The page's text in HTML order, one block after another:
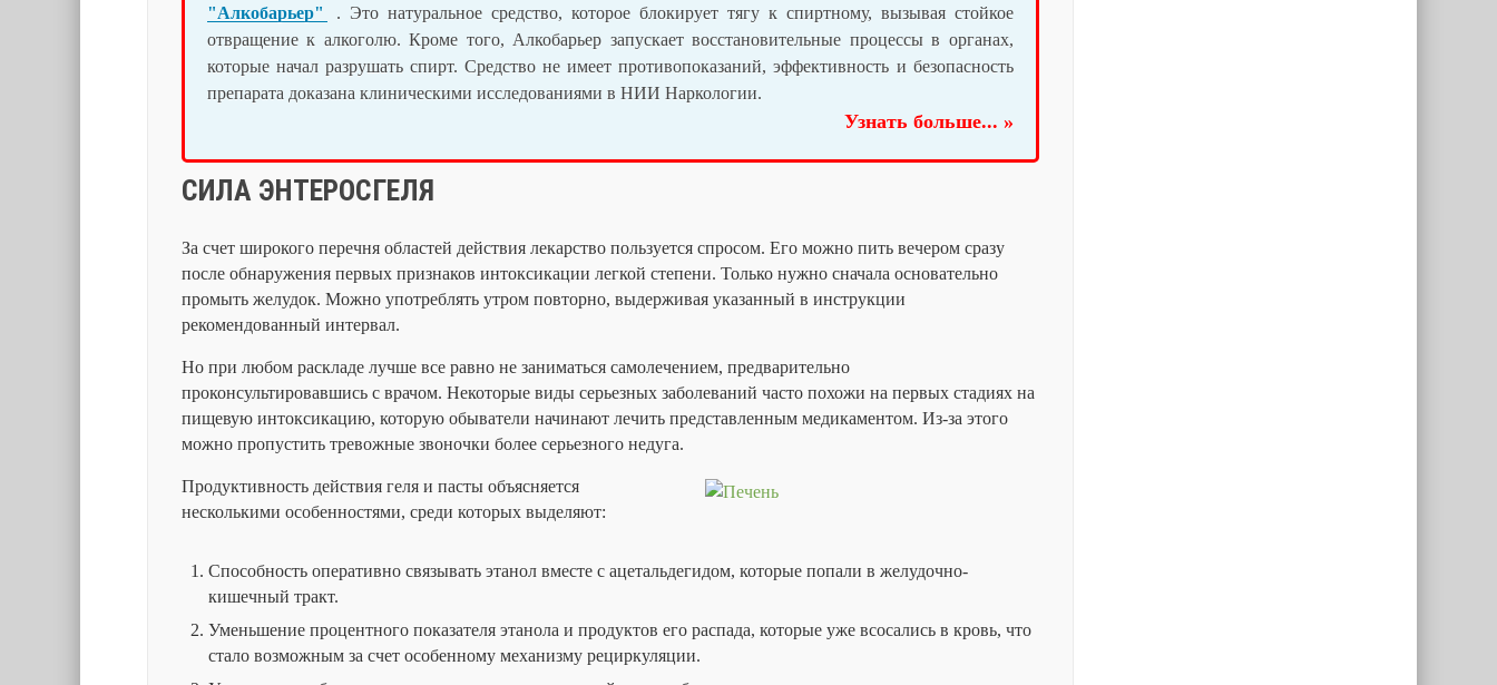
"Алкобарьер"
. Это натуральное средство, которое блокирует тягу к спиртному, вызывая стойкое
отвращение к алкоголю. Кроме того, Алкобарьер запускает восстановительные процессы в органах,
которые начал разрушать спирт. Средство не имеет противопоказаний, эффективность и безопасность
препарата доказана клиническими исследованиями в НИИ Наркологии.
Узнать больше... »
СИЛА ЭНТЕРОСГЕЛЯ
За счет широкого перечня областей действия лекарство пользуется спросом. Его можно пить вечером сразу
после обнаружения первых признаков интоксикации легкой степени. Только нужно сначала основательно
промыть желудок. Можно употреблять утром повторно, выдерживая указанный в инструкции
рекомендованный интервал.
Но при любом раскладе лучше все равно не заниматься самолечением, предварительно
проконсультировавшись с врачом. Некоторые виды серьезных заболеваний часто похожи на первых стадиях на
пищевую интоксикацию, которую обыватели начинают лечить представленным медикаментом. Из-за этого
можно пропустить тревожные звоночки более серьезного недуга.
Продуктивность действия геля и пасты объясняется
несколькими особенностями, среди которых выделяют:
Способность оперативно связывать этанол вместе с ацетальдегидом, которые попали в желудочно-
кишечный тракт.
Уменьшение процентного показателя этанола и продуктов его распада, которые уже всосались в кровь, что
стало возможным за счет особенному механизму рециркуляции.